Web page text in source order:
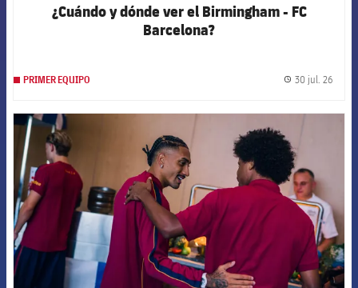
¿Cuándo y dónde ver el Birmingham - FC
Barcelona?
PRIMER EQUIPO 30 jul. 26